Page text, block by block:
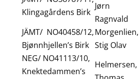
Klingagårdens Birk
Jørn
Ragnvald
JÄMT/ NO40458/12,
Bjønnhjellen’s Birk
Morgenlien,
Stig Olav
NEG/ NO41113/10,
Knektedammen’s
Helmersen,